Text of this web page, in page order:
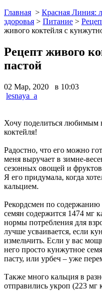
Главная > Красная Линия:
здоровья > Питание >
живого коктейля с
Рецепт живого
пастой
02 Мар, 2020 в 10:03
lesnaya_a
Хочу поделиться любимым
коктейля!
Радостно, что его можно
меня выручает в зимне-
сезонных овощей и
Я его придумала, когда
кальцием.
Рекордсмен по содержанию
семян содержится 1474 мг
нормы потребления для
лучше усваивается, если
измельчить. Если у вас
него просто кунжутное
пасту, или урбеч – уже
Также много кальция в
отправились укроп (223 мг